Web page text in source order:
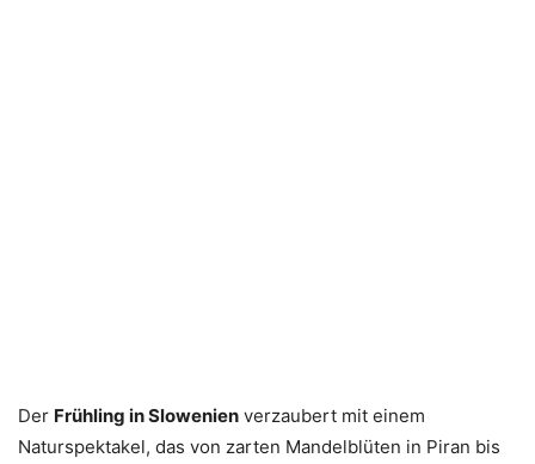
Der Frühling in Slowenien verzaubert mit einem
Naturspektakel, das von zarten Mandelblüten in Piran bis